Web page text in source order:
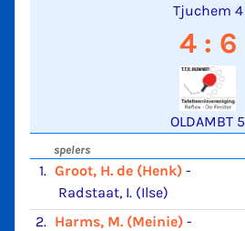
Tjuchem 4
4 : 6
OLDAMBT 5
spelers
1. Groot, H. de (Henk) -
Radstaat, I. (Ilse)
2. Harms, M. (Meinie) -